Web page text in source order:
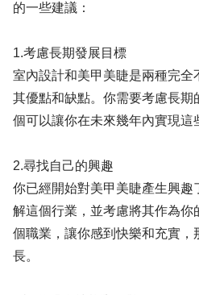
的一些建議：
1.考慮長期發展目標
室內設計和美甲美睫是兩種完
其優點和缺點。你需要考慮長期
個可以讓你在未來幾年內實現這
2.尋找自己的興趣
你已經開始對美甲美睫產生興趣
解這個行業，並考慮將其作為你
個職業，讓你感到快樂和充實，
長。